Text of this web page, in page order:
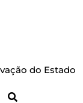
do Estado